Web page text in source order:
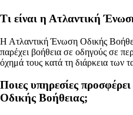
Τι είναι η Ατλαντική
Η Ατλαντική Ένωση Οδικής
παρέχει βοήθεια σε οδηγούς σε
όχημά τους κατά τη διάρκεια των
Ποιες υπηρεσίες
Οδικής Βοήθειας;